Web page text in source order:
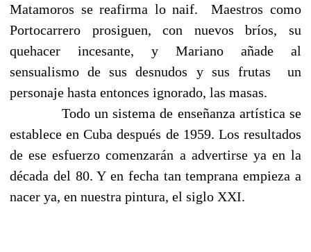
Matamoros se reafirma lo naif.
Maestros como
Portocarrero prosiguen, con nuevos bríos, su
quehacer incesante, y Mariano añade al
sensualismo de sus desnudos y sus frutas
un
personaje hasta entonces ignorado, las masas.
Todo un sistema de enseñanza artística se
establece en Cuba después de 1959. Los resultados
de ese esfuerzo comenzarán a advertirse ya en la
década del 80. Y en fecha tan temprana empieza a
nacer ya, en nuestra pintura, el siglo XXI.